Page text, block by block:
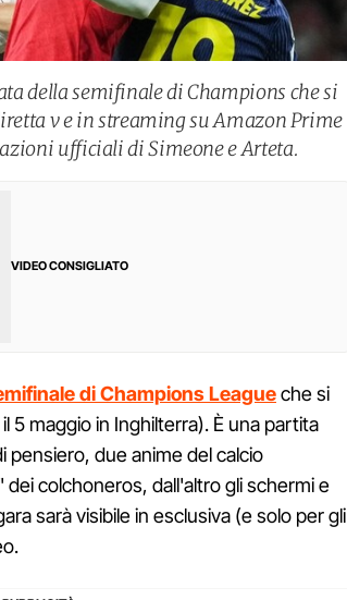
della semifinale di Champions che si
v e in streaming su Amazon Prime
ufficiali di Simeone e Arteta.
VIDEO CONSIGLIATO
di Champions Leagueche si
5 maggio in Inghilterra). È una partita
due anime del calcio
colchoneros, dall'altro gli schermi e
sarà visibile in esclusiva (e solo per gli